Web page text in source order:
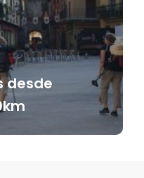
desde